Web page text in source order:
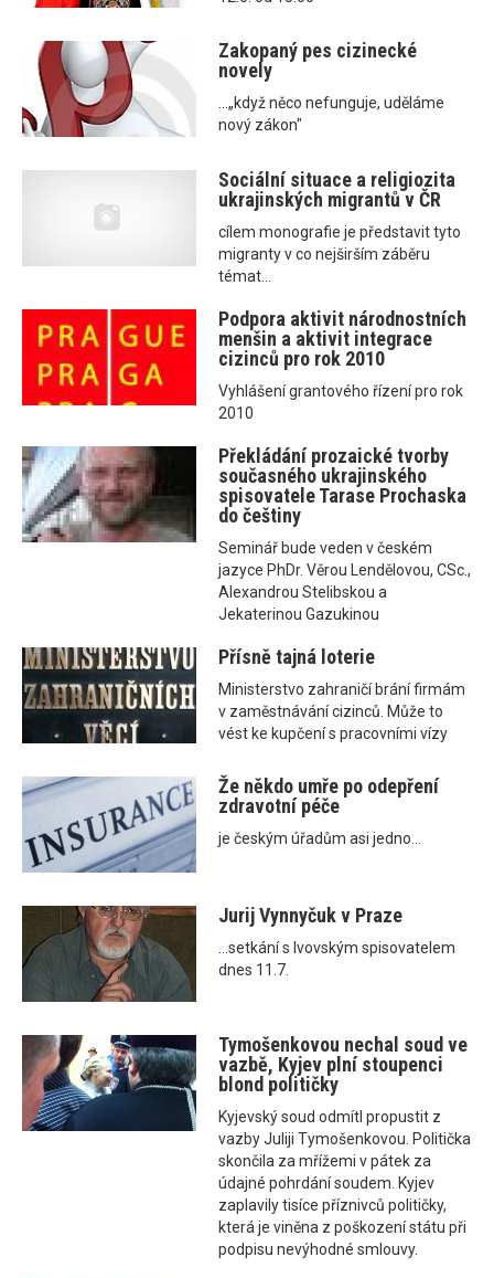
Zakopaný pes cizinecké
novely
...„když něco nefunguje, uděláme
nový zákon"
Sociální situace a religiozita
ukrajinských migrantů v ČR
cílem monografie je představit tyto
migranty v co nejširším záběru
témat...
Podpora aktivit národnostních
menšin a aktivit integrace
cizinců pro rok 2010
Vyhlášení grantového řízení pro rok
2010
Překládání prozaické tvorby
současného ukrajinského
spisovatele Tarase Prochaska
do češtiny
Seminář bude veden v českém
jazyce PhDr. Věrou Lendělovou, CSc.,
Alexandrou Stelibskou a
Jekaterinou Gazukinou
Přísně tajná loterie
Ministerstvo zahraničí brání firmám
v zaměstnávání cizinců. Může to
vést ke kupčení s pracovními vízy
Že někdo umře po odepření
zdravotní péče
je českým úřadům asi jedno...
Jurij Vynnyčuk v Praze
...setkání s lvovským spisovatelem
dnes 11.7.
Tymošenkovou nechal soud ve
vazbě, Kyjev plní stoupenci
blond političky
Kyjevský soud odmítl propustit z
vazby Juliji Tymošenkovou. Politička
skončila za mřížemi v pátek za
údajné pohrdání soudem. Kyjev
zaplavily tisíce příznivců političky,
která je viněna z poškození státu při
podpisu nevýhodné smlouvy.